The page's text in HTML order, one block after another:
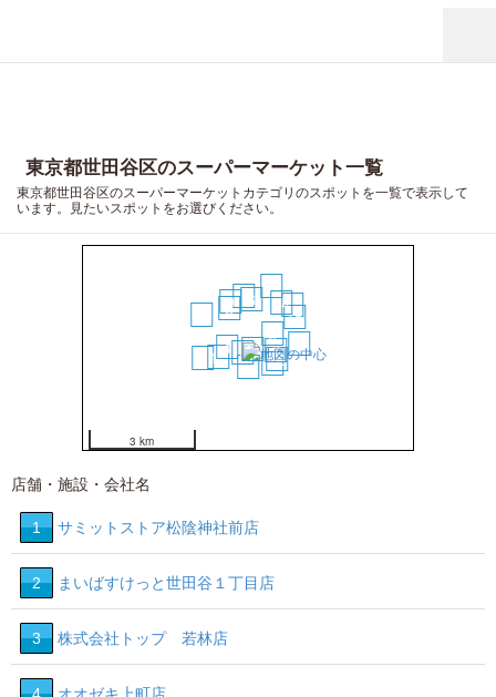
東京都世田谷区のスーパーマーケット一覧
東京都世田谷区のスーパーマーケットカテゴリのスポットを一覧で表示して
います。見たいスポットをお選びください。
1
2
3
4
5 6
7
8
910
11 12
13
14
15
17
19
20
3 km
店舗・施設・会社名
1 サミットストア松陰神社前店
2 まいばすけっと世田谷１丁目店
3 株式会社トップ 若林店